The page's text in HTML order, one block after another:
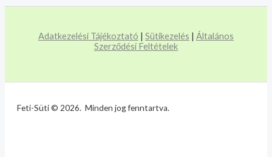
Adatkezelési Tájékoztató | Sütikezelés | Általános
Szerződési Feltételek
Feti-Süti © 2026. Minden jog fenntartva.